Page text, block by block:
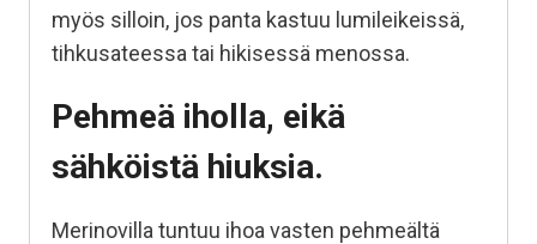
myös silloin, jos panta kastuu lumileikeissä,
tihkusateessa tai hikisessä menossa.
Pehmeä iholla, eikä
sähköistä hiuksia.
Merinovilla tuntuu ihoa vasten pehmeältä